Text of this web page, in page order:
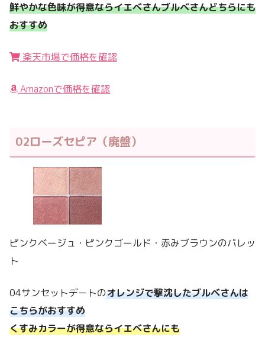
鮮やかな色味が得意ならイエベさんブルベさんどちらにも
おすすめ
楽天市場で価格を確認
Amazonで価格を確認
02ローズセピア（廃盤）
ピンクベージュ・ピンクゴールド・赤みブラウンのパレッ
ト
04サンセットデートのオレンジで撃沈したブルベさんは
こちらがおすすめ
くすみカラーが得意ならイエベさんにも